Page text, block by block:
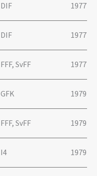
DIF 1977
DIF 1977
FFF, SvFF 1977
GFK 1979
FFF, SvFF 1979
I4 1979